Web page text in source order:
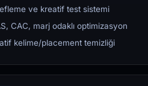
ve kreatif test sistemi
CAC, marj odaklı optimizasyon
kelime/placement temizliği